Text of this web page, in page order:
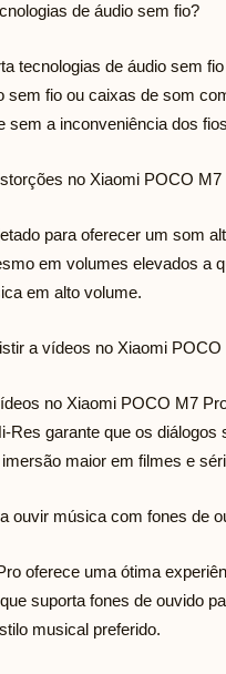
de áudio sem fio?
tecnologias de áudio sem
sem fio ou caixas de som
sem a inconveniência dos
no Xiaomi POCO M7
para oferecer um som
em volumes elevados a
em alto volume.
a vídeos no Xiaomi POCO
no Xiaomi POCO M7
Res garante que os
maior em filmes e
ouvir música com fones de
oferece uma ótima
suporta fones de ouvido
musical preferido.